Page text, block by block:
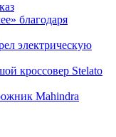
благодаря
электрическую
кроссовер Stelato
Mahindra